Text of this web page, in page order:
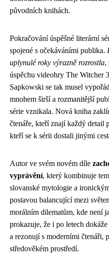
původních knihách.
Pokračování úspěšné literární
spojené s očekáváními publika.
uplynulé roky výrazně rozrostla,
úspěchu videohry The Witcher
Sapkowski se tak musel
mnohem širší a rozmanitější
série vznikala. Nová kniha
čtenáře, kteří znají každý detail
kteří se k sérii dostali jinými
Autor ve svém novém díle
vyprávění, který kombinuje
slovanské mytologie a
postavou balancující mezi
morálním dilematům, kde není
prokazuje, že i po letech
a rezonují s moderními čtenáři,
středověkém prostředí.